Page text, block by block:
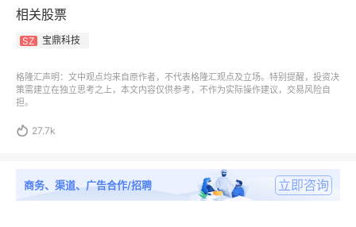
相关股票
SZ 宝鼎科技
格隆汇声明：文中观点均来自原作者，不代表格隆汇观点及立场。特别提醒，投资决
策需建立在独立思考之上，本文内容仅供参考，不作为实际操作建议，交易风险自
担。
 27.7k
商务、渠道、广告合作/招聘 立即咨询